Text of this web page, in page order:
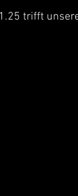
trifft